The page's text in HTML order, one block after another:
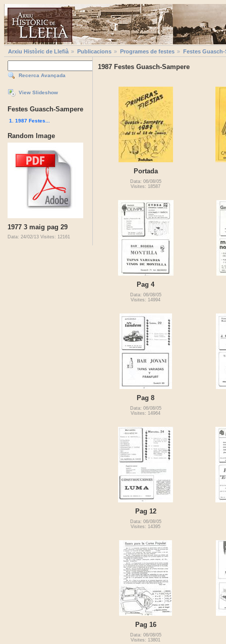
Arxiu Històric de Llefià Publicacions Programes de festes Festes Guasch-
Recerca Avançada
View Slideshow
Festes Guasch-Sampere
1. 1987 Festes...
Random Image
1977 3 maig pag 29
Data: 24/02/13 Visites: 12161
1987 Festes Guasch-Sampere
Portada
Data: 06/08/05
Visites: 18587
Pag 4
Data: 06/08/05
Visites: 14994
Pag 8
Data: 06/08/05
Visites: 14964
Pag 12
Data: 06/08/05
Visites: 14395
Pag 16
Data: 06/08/05
Visites: 13801